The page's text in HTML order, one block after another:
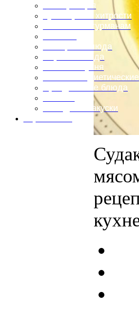
Консервация
Кулинарные хитрости
Маленьким гурманам
Овощные блюда
Первые блюда
Полевая кухня
Постные и
Праздничные блюда
Холодные закуски